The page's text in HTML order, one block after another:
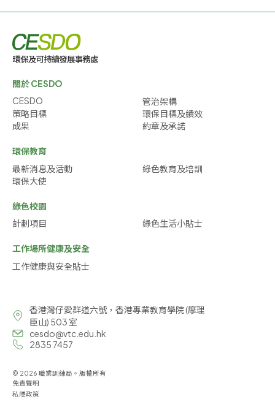
關於 CESDO
CESDO
管治架構
策略目標
環保目標及績效
成果
約章及承諾
環保教育
最新消息及活動
綠色教育及培訓
環保大使
綠色校園
計劃項目
綠色生活小貼士
工作場所健康及安全
工作健康與安全貼士
香港灣仔愛群道六號，香港專業教育學院 (摩理
臣山) 503 室
cesdo@vtc.edu.hk
2835 7457
© 2026 職業訓練局。版權所有
免責聲明
私隱政策